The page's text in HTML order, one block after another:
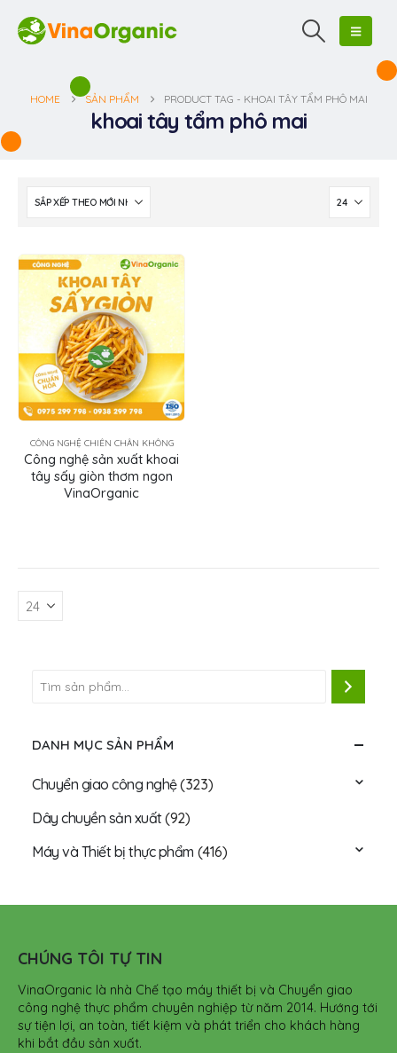
HOME SẢN PHẨM PRODUCT TAG - KHOAI TÂY TẨM PHÔ MAI
khoai tây tẩm phô mai
CÔNG NGHỆ CHIÊN CHÂN KHÔNG
Công nghệ sản xuất khoai
tây sấy giòn thơm ngon
VinaOrganic
DANH MỤC SẢN PHẨM
Chuyển giao công nghệ(323)
Dây chuyền sản xuất(92)
Máy và Thiết bị thực phẩm (416)
CHÚNG TÔI TỰ TIN
VinaOrganic là nhà Chế tạo máy thiết bị và Chuyển giao
công nghệ thực phẩm chuyên nghiệp từ năm 2014. Hướng tới
sự tiện lợi, an toàn, tiết kiệm và phát triển cho khách hàng
khi bắt đầu sản xuất.